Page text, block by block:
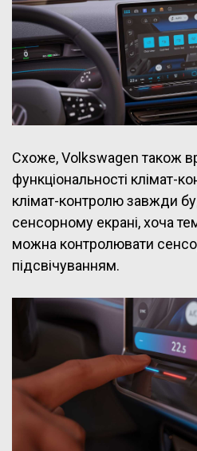
Схоже, Volkswagen також
функціональності клімат-
клімат-контролю завжди
сенсорному екрані, хоча
можна контролювати
підсвічуванням.